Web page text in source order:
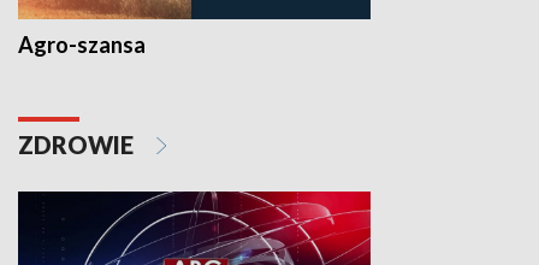
Agro-szansa
ZDROWIE